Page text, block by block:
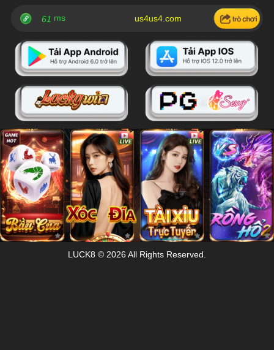
61 ms us4us4.com
LUCK8 © 2026 All Rights Reserved.